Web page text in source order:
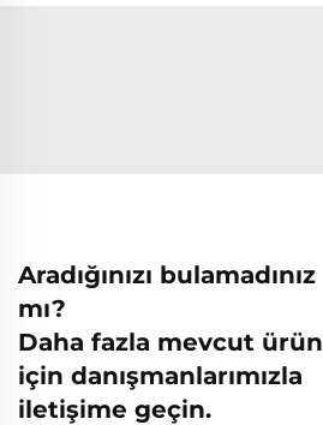
Aradığınızı bulamadınız
mı?
Daha fazla mevcut ürün
için danışmanlarımızla
iletişime geçin.